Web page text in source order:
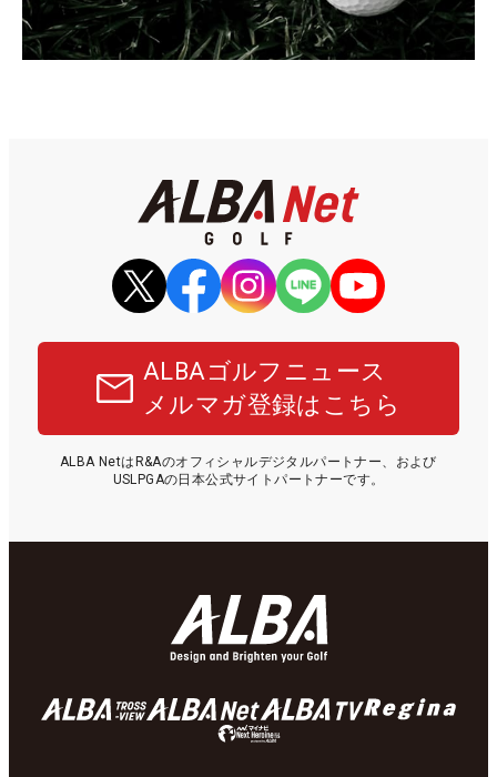
ALBAゴルフニュース
メルマガ登録はこちら
ALBA NetはR&Aのオフィシャルデジタルパートナー、および
USLPGAの日本公式サイトパートナーです。